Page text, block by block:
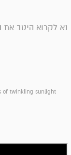
נא לקרוא היטב את
of twinkling sunlight